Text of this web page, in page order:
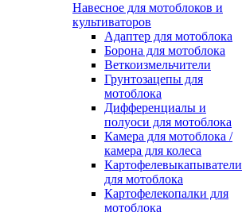
Навесное для мотоблоков и
культиваторов
Адаптер для мотоблока
Борона для мотоблока
Веткоизмельчители
Грунтозацепы для
мотоблока
Дифференциалы и
полуоси для мотоблока
Камера для мотоблока /
камера для колеса
Картофелевыкапыватели
для мотоблока
Картофелекопалки для
мотоблока